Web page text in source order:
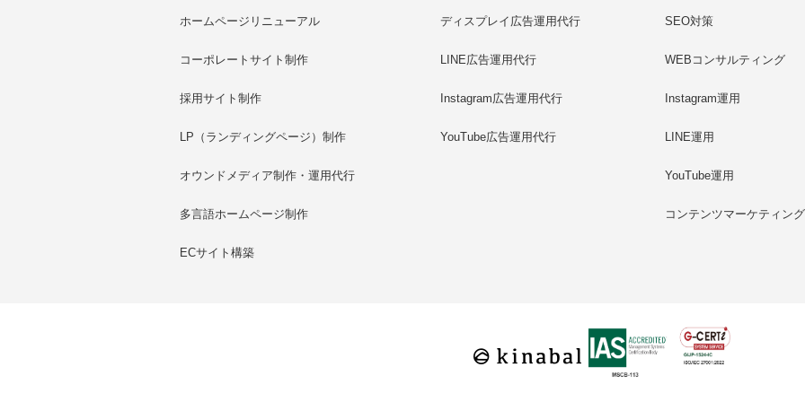
ホームページリニューアル
コーポレートサイト制作
採用サイト制作
LP（ランディングページ）制作
オウンドメディア制作・運用代行
多言語ホームページ制作
ECサイト構築
ディスプレイ広告運用代行
LINE広告運用代行
Instagram広告運用代行
YouTube広告運用代行
SEO対策
WEBコンサルティング
Instagram運用
LINE運用
YouTube運用
コンテンツマーケティング